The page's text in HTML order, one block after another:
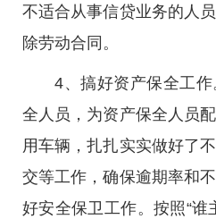
不适合从事信贷业务的人
除劳动合同。
4、搞好资产保全工
全人员，为资产保全人员
用车辆，扎扎实实做好了
交等工作，确保逾期率和
好安全保卫工作。按照“谁